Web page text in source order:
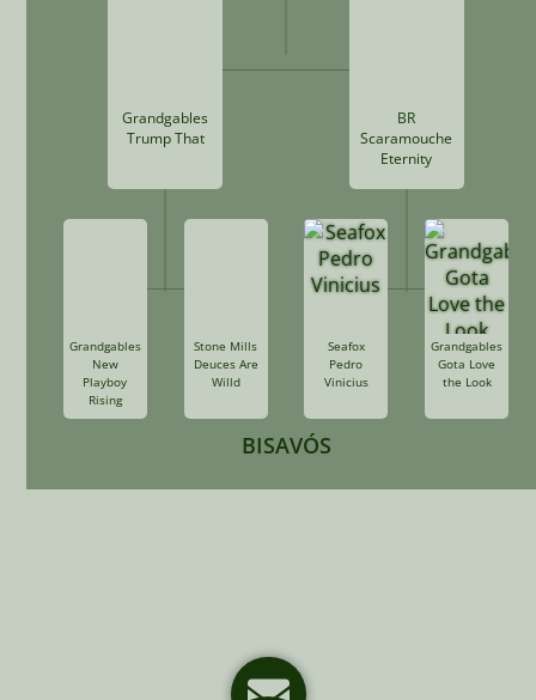
Grandgables
Trump That
BR
Scaramouche
Eternity
Grandgables
New
Playboy
Rising
Stone Mills
Deuces Are
Willd
Seafox
Pedro
Vinicius
Grandgables
Gota Love
the Look
BISAVÓS